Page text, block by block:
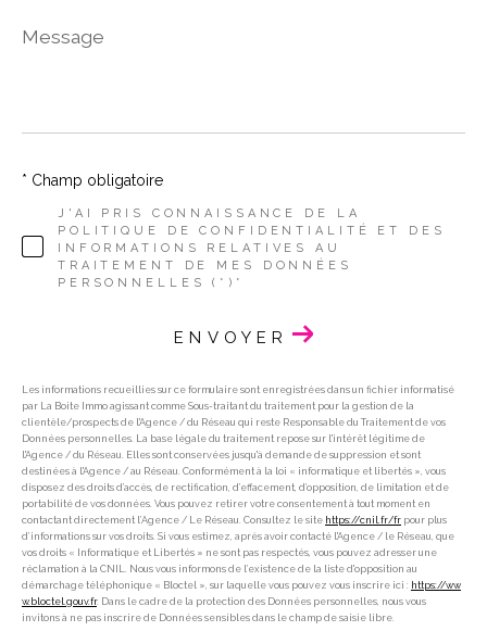
Message
*
J'AI PRIS CONNAISSANCE DE LA
POLITIQUE DE CONFIDENTIALITÉ ET DES
INFORMATIONS RELATIVES AU
TRAITEMENT DE MES DONNÉES
PERSONNELLES (*)*
* Champ obligatoire
ENVOYER
Les informations recueillies sur ce formulaire sont enregistrées dans un fichier informatisé
par La Boite Immo agissant comme Sous-traitant du traitement pour la gestion de la
clientèle/prospects de l'Agence / du Réseau qui reste Responsable du Traitement de vos
Données personnelles. La base légale du traitement repose sur l'intérêt légitime de
l'Agence / du Réseau. Elles sont conservées jusqu'à demande de suppression et sont
destinées à l'Agence / au Réseau. Conformément à la loi « informatique et libertés », vous
disposez des droits d’accès, de rectification, d’effacement, d’opposition, de limitation et de
portabilité de vos données. Vous pouvez retirer votre consentement à tout moment en
contactant directement l’Agence / Le Réseau. Consultez le site https://cnil.fr/fr pour plus
d’informations sur vos droits. Si vous estimez, après avoir contacté l'Agence / le Réseau, que
vos droits « Informatique et Libertés » ne sont pas respectés, vous pouvez adresser une
réclamation à la CNIL. Nous vous informons de l’existence de la liste d'opposition au
démarchage téléphonique « Bloctel », sur laquelle vous pouvez vous inscrire ici : https://ww
w.bloctel.gouv.fr. Dans le cadre de la protection des Données personnelles, nous vous
invitons à ne pas inscrire de Données sensibles dans le champ de saisie libre.